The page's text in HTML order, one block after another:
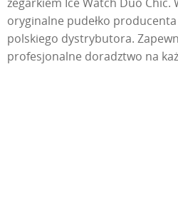
oryginalne pudełko
polskiego dystrybutora.
profesjonalne doradztwo na